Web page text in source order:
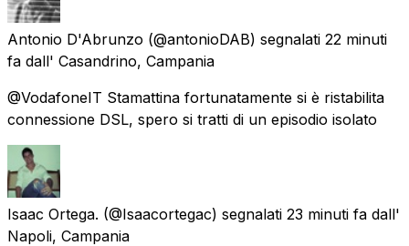
Antonio D'Abrunzo (@antonioDAB) segnalati 22 minuti
fa dall' Casandrino, Campania
@VodafoneIT Stamattina fortunatamente si è ristabilita
connessione DSL, spero si tratti di un episodio isolato
Isaac Ortega. (@Isaacortegac) segnalati 23 minuti fa dall'
Napoli, Campania